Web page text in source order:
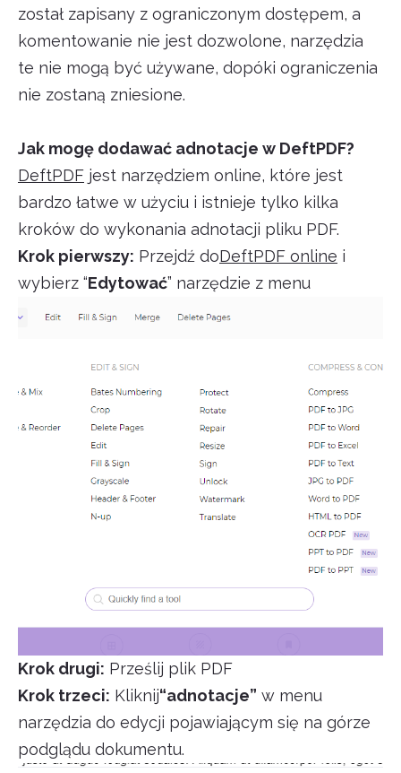
został zapisany z ograniczonym dostępem, a
komentowanie nie jest dozwolone, narzędzia
te nie mogą być używane, dopóki ograniczenia
nie zostaną zniesione.
Jak mogę dodawać adnotacje w DeftPDF?
DeftPDF jest narzędziem online, które jest
bardzo łatwe w użyciu i istnieje tylko kilka
kroków do wykonania adnotacji pliku PDF.
Krok pierwszy: Przejdź doDeftPDF online i
wybierz “Edytować” narzędzie z menu
Krok drugi: Prześlij plik PDF
Krok trzeci: Kliknij“adnotacje” w menu
narzędzia do edycji pojawiającym się na górze
podglądu dokumentu.